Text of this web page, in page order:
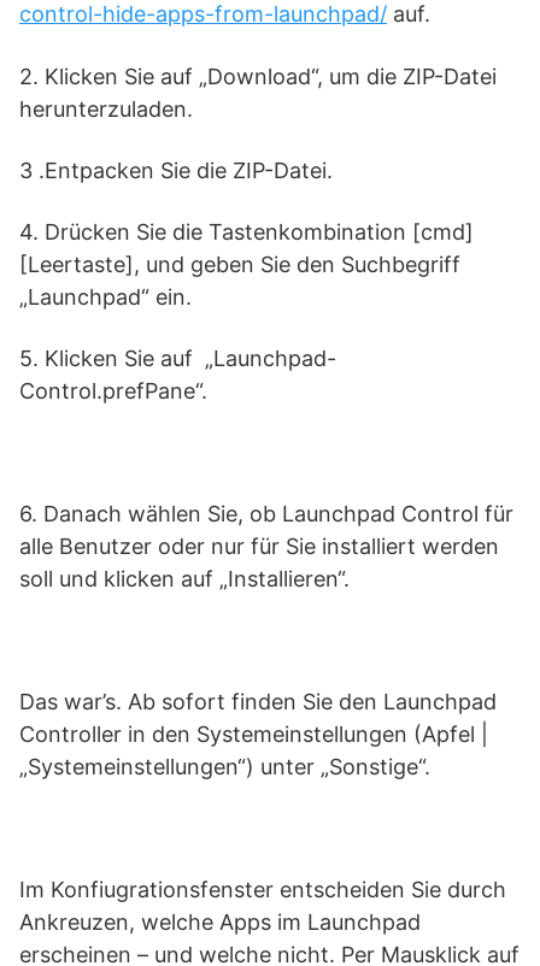
control-hide-apps-from-launchpad/ auf.
2. Klicken Sie auf „Download“, um die ZIP-Datei
herunterzuladen.
3 .Entpacken Sie die ZIP-Datei.
4. Drücken Sie die Tastenkombination [cmd]
[Leertaste], und geben Sie den Suchbegriff
„Launchpad“ ein.
5. Klicken Sie auf „Launchpad-
Control.prefPane“.
6. Danach wählen Sie, ob Launchpad Control für
alle Benutzer oder nur für Sie installiert werden
soll und klicken auf „Installieren“.
Das war’s. Ab sofort finden Sie den Launchpad
Controller in den Systemeinstellungen (Apfel |
„Systemeinstellungen“) unter „Sonstige“.
Im Konfiugrationsfenster entscheiden Sie durch
Ankreuzen, welche Apps im Launchpad
erscheinen – und welche nicht. Per Mausklick auf